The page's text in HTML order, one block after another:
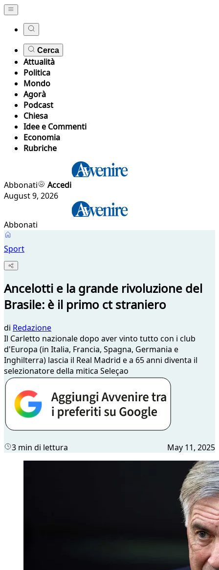
Cerca
Attualità
Politica
Mondo
Agorà
Podcast
Chiesa
Idee e Commenti
Economia
Rubriche
Abbonati
Accedi
August 9, 2026
Abbonati
Sport
Ancelotti e la grande rivoluzione del
Brasile: è il primo ct straniero
di Redazione
Il Carletto nazionale dopo aver vinto tutto con i club
d'Europa (in Italia, Francia, Spagna, Germania e
Inghilterra) lascia il Real Madrid e a 65 anni diventa il
selezionatore della mitica Seleçao
3 min di lettura May 11, 2025